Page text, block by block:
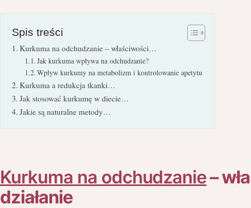
Spis treści
Kurkuma na odchudzanie – właściwości…
Jak kurkuma wpływa na odchudzanie?
Wpływ kurkumy na metabolizm i kontrolowanie apetytu
Kurkuma a redukcja tkanki…
Jak stosować kurkumę w diecie…
Jakie są naturalne metody…
Kurkuma na odchudzanie–
działanie